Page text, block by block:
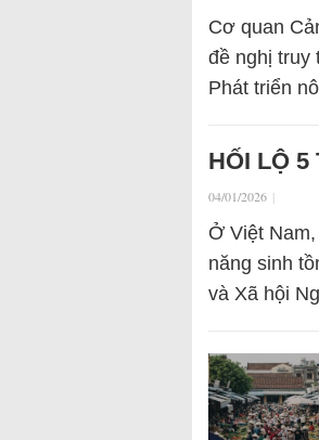
Cơ quan
đề nghị truy
Phát triển
HỐI LỘ 5
04/01/2026 |
Ở Việt
năng sinh
và Xã hội